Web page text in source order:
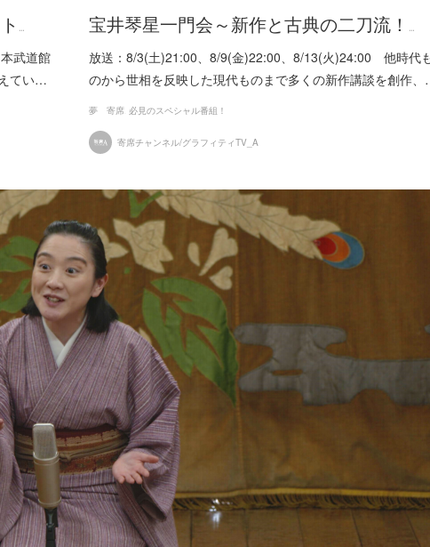
…
武道館
てい…
宝井琴星一門会～新作と古典の二刀流！…
放送：8/3(土)21:00、8/9(金)22:00、8/13(火)24:00 他時代
のから世相を反映した現代ものまで多くの新作講談を創作
夢 寄席 必見のスペシャル番組！
寄席チャンネル/グラフィティTV_A